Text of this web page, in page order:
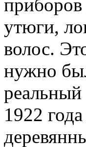
приборов
утюги,
волос.
нужно
реальный
1922